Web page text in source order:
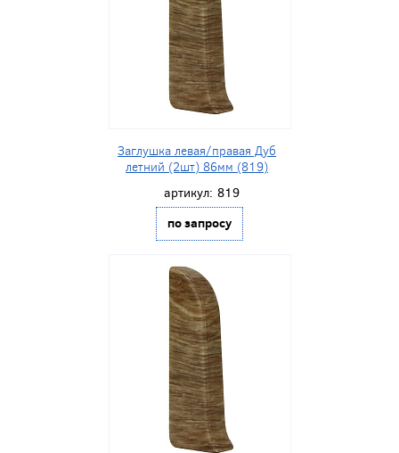
Заглушка левая/правая Дуб
летний (2шт) 86мм (819)
артикул: 819
по запросу